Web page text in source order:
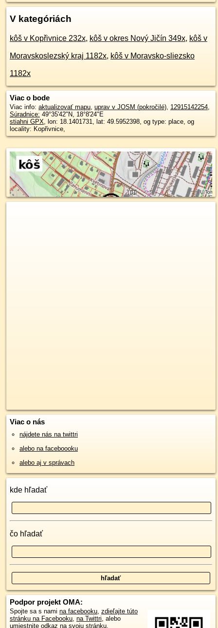
V kategóriách
kôš v Kopřivnice 232x, kôš v okres Nový Jičín 349x, kôš v
Moravskoslezský kraj 1182x, kôš v Moravsko-sliezsko
1182x
Viac o bode
Viac info: aktualizovať mapu, uprav v JOSM (pokročilé), 12915142254,
Súradnice: 49°35'42"N, 18°8'24"E
stiahni GPX, lon: 18.1401731, lat: 49.5952398, og type: place, og
locality: Kopřivnice,
Viac o nás
nájdete nás na twittri
alebo na faceboooku
alebo aj v správach
kde hľadať
čo hľadať
Podpor projekt OMA:
Spojte sa s nami na facebooku, zdieľajte túto
stránku na Facebooku, na Twittri, alebo
umiestnite odkaz na svoju stránku.